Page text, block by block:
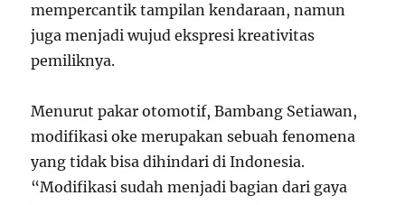
mempercantik tampilan kendaraan, namun
juga menjadi wujud ekspresi kreativitas
pemiliknya.
Menurut pakar otomotif, Bambang Setiawan,
modifikasi oke merupakan sebuah fenomena
yang tidak bisa dihindari di Indonesia.
“Modifikasi sudah menjadi bagian dari gaya